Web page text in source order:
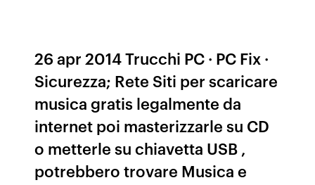
26 apr 2014 Trucchi PC · PC Fix ·
Sicurezza; Rete Siti per scaricare
musica gratis legalmente da
internet poi masterizzarle su CD
o metterle su chiavetta USB ,
potrebbero trovare Musica e